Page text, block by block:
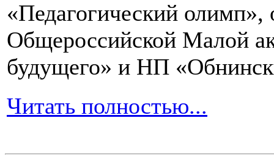
«Педагогический олимп»,
Общероссийской Малой
будущего» и НП
Читать полностью...